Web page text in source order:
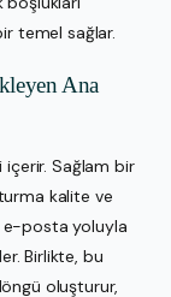
temel sağlar.
Ana
içerir. Sağlam bir
kalite ve
e-posta yoluyla
Birlikte, bu
oluşturur,